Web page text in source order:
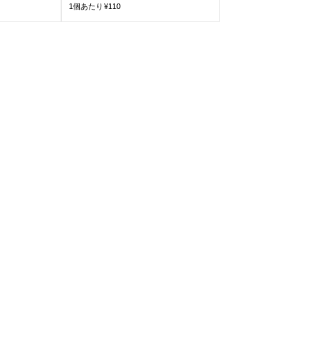
1個あたり¥110